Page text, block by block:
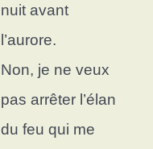
nuit avant
l’aurore.
Non, je ne veux
pas arrêter l’élan
du feu qui me